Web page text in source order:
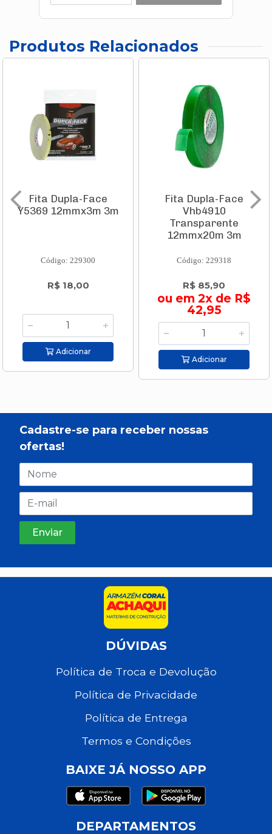
Produtos Relacionados
Fita Dupla-Face
Y5369 12mmx3m 3m
Código: 229300
R$ 18,00
Adicionar
Fita Dupla-Face
Vhb4910
Transparente
12mmx20m 3m
Código: 229318
R$ 85,90
ou em 2x de R$
42,95
Adicionar
Cadastre-se para receber nossas
ofertas!
DÚVIDAS
Política de Troca e Devolução
Política de Privacidade
Política de Entrega
Termos e Condições
BAIXE JÁ NOSSO APP
DEPARTAMENTOS